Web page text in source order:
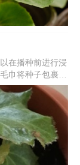
在播种前进行浸
巾将种子包裹
前用水将土壤浇
土厚度以看不见
可。